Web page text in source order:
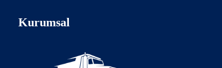
Kurumsal